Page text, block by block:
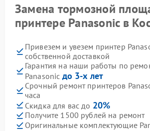
Замена тормозной
принтере Panasonic в
Привезем и увезем принтер
собственной доставкой
Гарантия на наши работы по
Panasonic до 3-х лет
Срочный ремонт принтеров
часа
Скидка для вас до 20%
Получите 1500 рублей на ремонт
Оригинальные комплектующие